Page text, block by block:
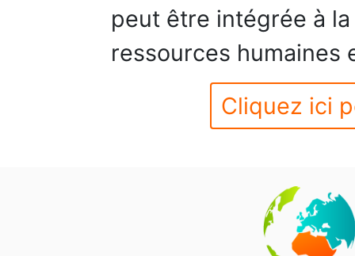
peut être intégrée à
ressources humaines
Cliquez ici